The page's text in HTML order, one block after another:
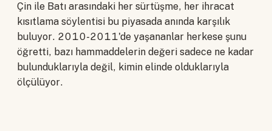
Çin ile Batı arasındaki her sürtüşme, her ihracat
kısıtlama söylentisi bu piyasada anında karşılık
buluyor. 2010-2011'de yaşananlar herkese şunu
öğretti, bazı hammaddelerin değeri sadece ne kadar
bulunduklarıyla değil, kimin elinde olduklarıyla
ölçülüyor.